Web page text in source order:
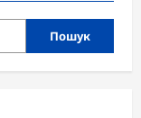
Пошук